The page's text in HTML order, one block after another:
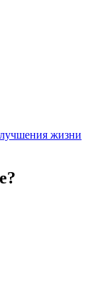
жизни